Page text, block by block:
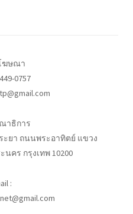
ฆษณา
0757
าธิการ
ะยา ถนนพระอาทิตย์ แขวง
คร กรุงเทพ 10200
: